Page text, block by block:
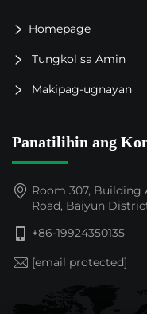
Homepage
Tungkol sa Amin
Makipag-ugnayan
Panatilihin ang
Room 307, Building
Road, Baiyun
+86-19924350135
[email protected]